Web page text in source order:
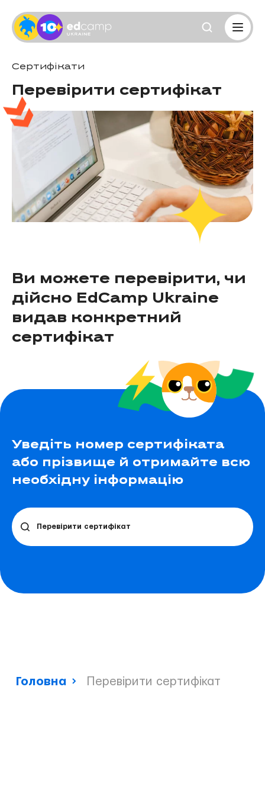
Сертифікати
Перевірити сертифікат
Ви можете перевірити, чи
дійсно EdCamp Ukraine
видав конкретний
сертифікат
Уведіть номер сертифіката
або прізвище й отримайте всю
необхідну інформацію
Перевірити сертифікат
Головна Перевірити сертифікат